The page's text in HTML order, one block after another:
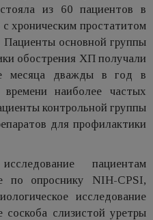
из 60 пациентов в
хроническим простатитом
основной группы
обострения ХП получали
месяца дважды в год в
наиболее частых
контрольной группы
для профилактики
пациентам
по опроснику NIH-CPSI,
исследование
слизистой уретры